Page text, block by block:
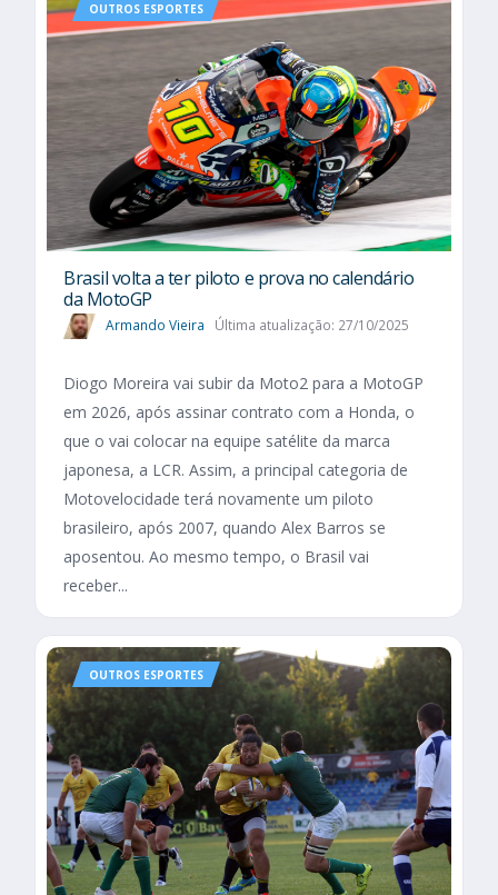
OUTROS ESPORTES
Brasil volta a ter piloto e prova no calendário
da MotoGP
Armando Vieira Última atualização: 27/10/2025
Diogo Moreira vai subir da Moto2 para a MotoGP
em 2026, após assinar contrato com a Honda, o
que o vai colocar na equipe satélite da marca
japonesa, a LCR. Assim, a principal categoria de
Motovelocidade terá novamente um piloto
brasileiro, após 2007, quando Alex Barros se
aposentou. Ao mesmo tempo, o Brasil vai
receber...
OUTROS ESPORTES